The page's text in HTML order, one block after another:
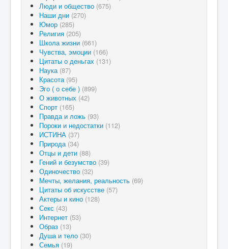
Люди и общество (675)
Наши дни (270)
Юмор (285)
Религия (205)
Школа жизни (661)
Чувства, эмоции (166)
Цитаты о деньгах (131)
Наука (87)
Красота (95)
Эго ( о себе ) (899)
О животных (42)
Спорт (165)
Правда и ложь (93)
Пороки и недостатки (112)
ИСТИНА (37)
Природа (34)
Отцы и дети (88)
Гений и безумство (39)
Одиночество (32)
Мечты, желания, реальность (69)
Цитаты об искусстве (57)
Актеры и кино (128)
Секс (43)
Интернет (53)
Образ (13)
Душа и тело (30)
Семья (19)